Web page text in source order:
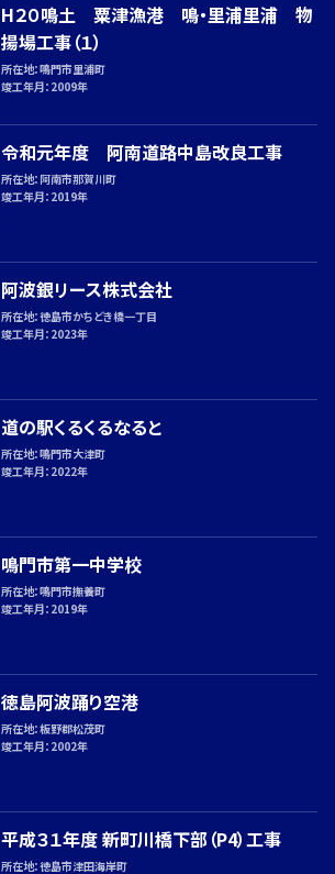
H２０鳴土 粟津漁港 鳴・里浦里浦 物
揚場工事（１）
所在地：鳴門市里浦町
竣工年月： 2009年
令和元年度 阿南道路中島改良工事
所在地： 阿南市那賀川町
竣工年月： 2019年
阿波銀リース株式会社
所在地：徳島市かちどき橋一丁目
竣工年月： 2023年
道の駅くるくるなると
所在地：鳴門市大津町
竣工年月： 2022年
鳴門市第一中学校
所在地：鳴門市撫養町
竣工年月： 2019年
徳島阿波踊り空港
所在地：板野郡松茂町
竣工年月： 2002年
平成３１年度 新町川橋下部（P4）工事
所在地：徳島市津田海岸町